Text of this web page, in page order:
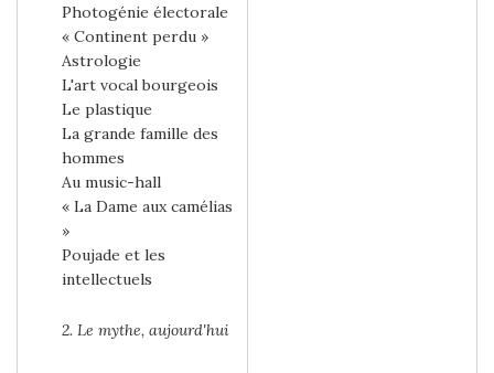
Photogénie électorale
« Continent perdu »
Astrologie
L'art vocal bourgeois
Le plastique
La grande famille des
hommes
Au music-hall
« La Dame aux camélias
»
Poujade et les
intellectuels
2. Le mythe, aujourd'hui